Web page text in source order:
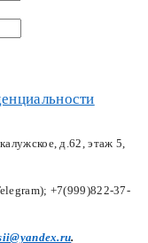
д.62, этаж 5,
+7(999)822-37-
.